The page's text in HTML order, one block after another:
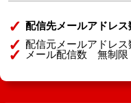
配信先メールアドレ
配信元メールアドレ
メール配信数 無制限